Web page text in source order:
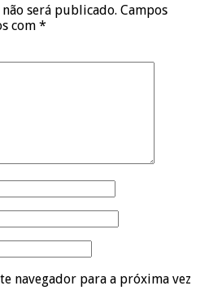
será publicado. Campos
com *
navegador para a próxima vez